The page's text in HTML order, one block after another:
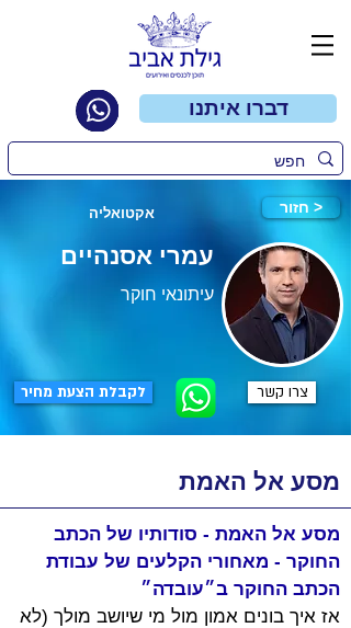
דברו איתנו
אקטואליה חזור >
עמרי אסנהיים
עיתונאי חוקר
צרו קשר לקבלת הצעת מחיר
מסע אל האמת
מסע אל האמת - סודותיו של הכתב
החוקר - מאחורי הקלעים של עבודת
הכתב החוקר ב״עובדה״
אז איך בונים אמון מול מי שיושב מולך (לא